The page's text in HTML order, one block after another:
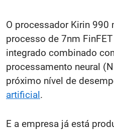
O processador Kirin 990
processo de 7nm
integrado combinado
processamento neural
próximo nível de
artificial.
E a empresa já está